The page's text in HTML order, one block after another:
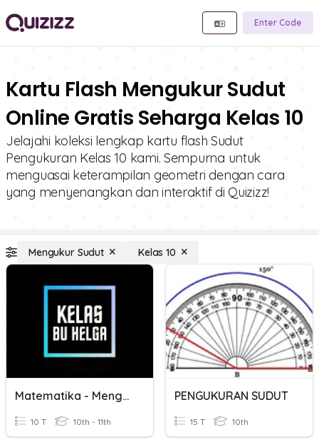
Enter Code
Kartu Flash Mengukur Sudut
Online Gratis Seharga Kelas 10
Jelajahi koleksi lengkap kartu flash Sudut
Pengukuran Kelas 10 kami. Sempurna untuk
menguasai keterampilan geometri dengan cara
yang menyenangkan dan interaktif di Quizizz!
Mengukur Sudut Kelas 10
Matematika - Mengukur Sudut
10 T 10th - 11th
PENGUKURAN SUDUT
15 T 10th